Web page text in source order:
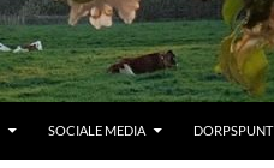
SOCIALE MEDIA DORPSPUNT